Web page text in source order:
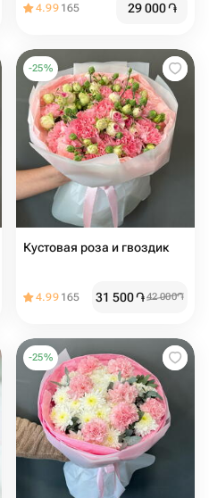
4.99 165 29 000֏
-25%
Кустовая роза и гвоздик
4.99 165 31 500֏42 000֏
-25%